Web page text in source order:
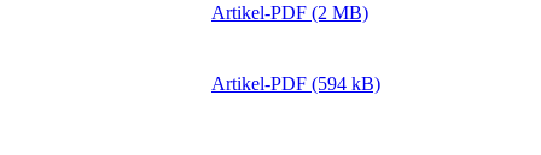
Artikel-PDF (2 MB)
Artikel-PDF (594 kB)